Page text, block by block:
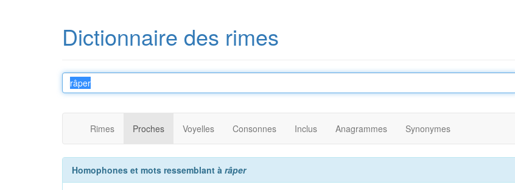
Dictionnaire des rimes
Rimes Proches Voyelles Consonnes Inclus Anagrammes Synonymes
Homophones et mots ressemblant à râper